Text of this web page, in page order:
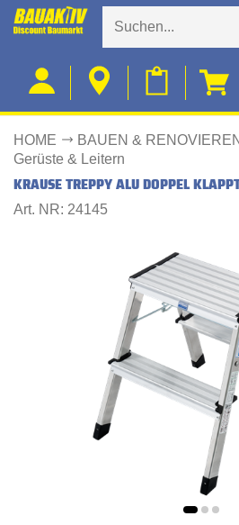
HOME BAUEN & RENOVIEREN
Gerüste & Leitern
KRAUSE TREPPY ALU DOPPEL
Art. NR: 24145